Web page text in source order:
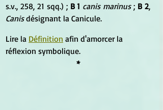
s.v., 258, 21 sqq.) ; B 1 canis marinus ; B 2
Canis désignant la Canicule.
Lire la Définition afin d'amorcer la
réflexion symbolique.
*